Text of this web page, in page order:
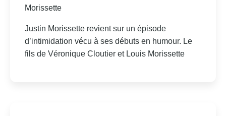
Morissette
Justin Morissette revient sur un épisode
d’intimidation vécu à ses débuts en humour. Le
fils de Véronique Cloutier et Louis Morissette